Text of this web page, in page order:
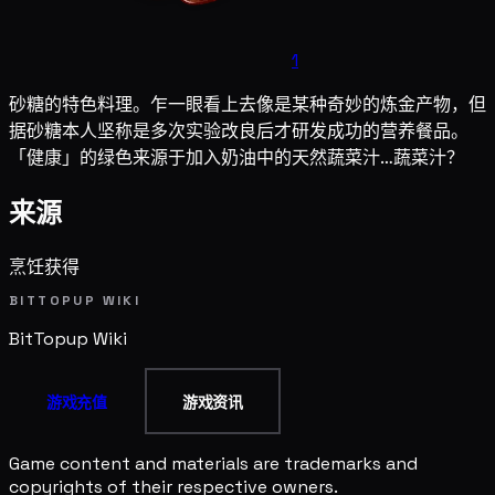
1
砂糖的特色料理。乍一眼看上去像是某种奇妙的炼金产物，但
据砂糖本人坚称是多次实验改良后才研发成功的营养餐品。
「健康」的绿色来源于加入奶油中的天然蔬菜汁…蔬菜汁？
来源
烹饪获得
BITTOPUP WIKI
BitTopup Wiki
游戏充值 游戏资讯
Game content and materials are trademarks and
copyrights of their respective owners.